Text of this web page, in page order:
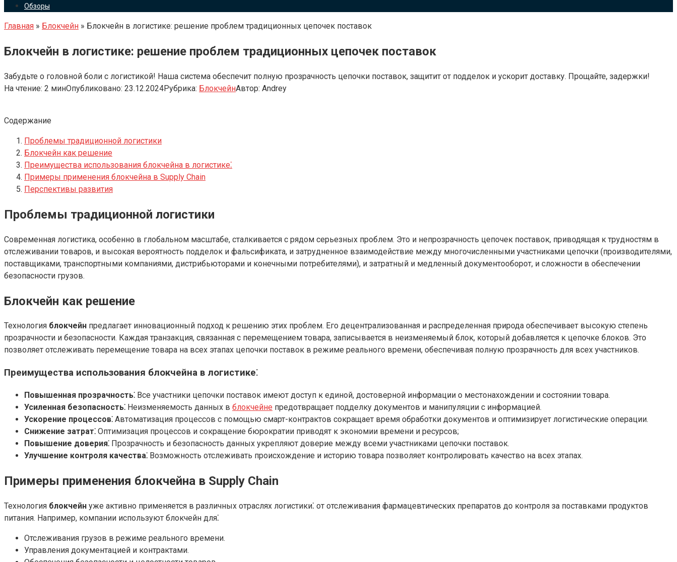
Обзоры
Главная » Блокчейн » Блокчейн в логистике: решение проблем традиционных цепочек поставок
Блокчейн в логистике: решение проблем традиционных цепочек поставок
Забудьте о головной боли с логистикой! Наша система обеспечит полную прозрачность цепочки поставок, защитит от подделок и ускорит доставку. Прощайте, задержки!
На чтение: 2 минОпубликовано: 23.12.2024Рубрика: БлокчейнАвтор: Andrey
Содержание
Проблемы традиционной логистики
Блокчейн как решение
Преимущества использования блокчейна в логистике⁚
Примеры применения блокчейна в Supply Chain
Перспективы развития
Проблемы традиционной логистики
Современная логистика, особенно в глобальном масштабе, сталкивается с рядом серьезных проблем. Это и непрозрачность цепочек поставок, приводящая к трудностям в
отслеживании товаров, и высокая вероятность подделок и фальсификата, и затрудненное взаимодействие между многочисленными участниками цепочки (производителями,
поставщиками, транспортными компаниями, дистрибьюторами и конечными потребителями), и затратный и медленный документооборот, и сложности в обеспечении
безопасности грузов.
Блокчейн как решение
Технология блокчейн предлагает инновационный подход к решению этих проблем. Его децентрализованная и распределенная природа обеспечивает высокую степень
прозрачности и безопасности. Каждая транзакция, связанная с перемещением товара, записывается в неизменяемый блок, который добавляется к цепочке блоков. Это
позволяет отслеживать перемещение товара на всех этапах цепочки поставок в режиме реального времени, обеспечивая полную прозрачность для всех участников.
Преимущества использования блокчейна в логистике⁚
Повышенная прозрачность⁚ Все участники цепочки поставок имеют доступ к единой, достоверной информации о местонахождении и состоянии товара.
Усиленная безопасность⁚ Неизменяемость данных в блокчейне предотвращает подделку документов и манипуляции с информацией.
Ускорение процессов⁚ Автоматизация процессов с помощью смарт-контрактов сокращает время обработки документов и оптимизирует логистические операции.
Снижение затрат⁚ Оптимизация процессов и сокращение бюрократии приводят к экономии времени и ресурсов;
Повышение доверия⁚ Прозрачность и безопасность данных укрепляют доверие между всеми участниками цепочки поставок.
Улучшение контроля качества⁚ Возможность отслеживать происхождение и историю товара позволяет контролировать качество на всех этапах.
Примеры применения блокчейна в Supply Chain
Технология блокчейн уже активно применяется в различных отраслях логистики⁚ от отслеживания фармацевтических препаратов до контроля за поставками продуктов
питания. Например, компании используют блокчейн для⁚
Отслеживания грузов в режиме реального времени.
Управления документацией и контрактами.